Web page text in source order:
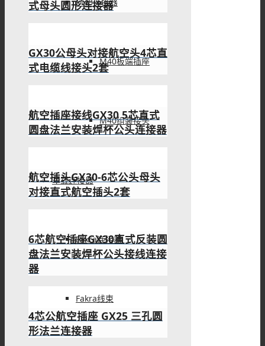
M40板端插座
M40组装接头
车载连接器
Fakra连接器
Fakra线束
式母头圆形连接器
GX30公母头对接航空头4芯直
式电缆线接头2套
航空插座接线GX30 5芯直式
圆盘法兰安装焊杯公头连接器
航空插头GX30-6芯公头母头
对接直式航空插头2套
6芯航空插座GX30直式反装圆
盘法兰安装焊杯公头接线连接
器
4芯公航空插座 GX25 三孔圆
形法兰连接器